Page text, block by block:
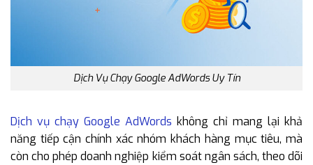
Dịch Vụ Chạy Google AdWords Uy Tín
Dịch vụ chạy Google AdWords không chỉ mang lại khả
năng tiếp cận chính xác nhóm khách hàng mục tiêu, mà
còn cho phép doanh nghiệp kiểm soát ngân sách, theo dõi